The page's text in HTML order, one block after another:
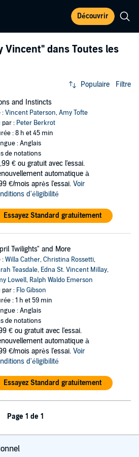
Découvrir
Vincent" dans Toutes les
Populaire Filtre
and Instincts
:Vincent Paterson,Amy Tofte
par : Peter Berkrot
: 8 h et 45 min
: Anglais
de notations
€ ou gratuit avec l'essai.
automatique à
€/mois après l'essai. Voir
d'éligibilité
Essayez Standard gratuitement
Twilights" and More
:Willa Cather,Christina Rossetti,
Teasdale, Edna St. Vincent Millay,
Lowell, Ralph Waldo Emerson
par : Flo Gibson
: 1 h et 59 min
: Anglais
de notations
€ ou gratuit avec l'essai.
automatique à
€/mois après l'essai. Voir
d'éligibilité
Essayez Standard gratuitement
Page 1 de 1